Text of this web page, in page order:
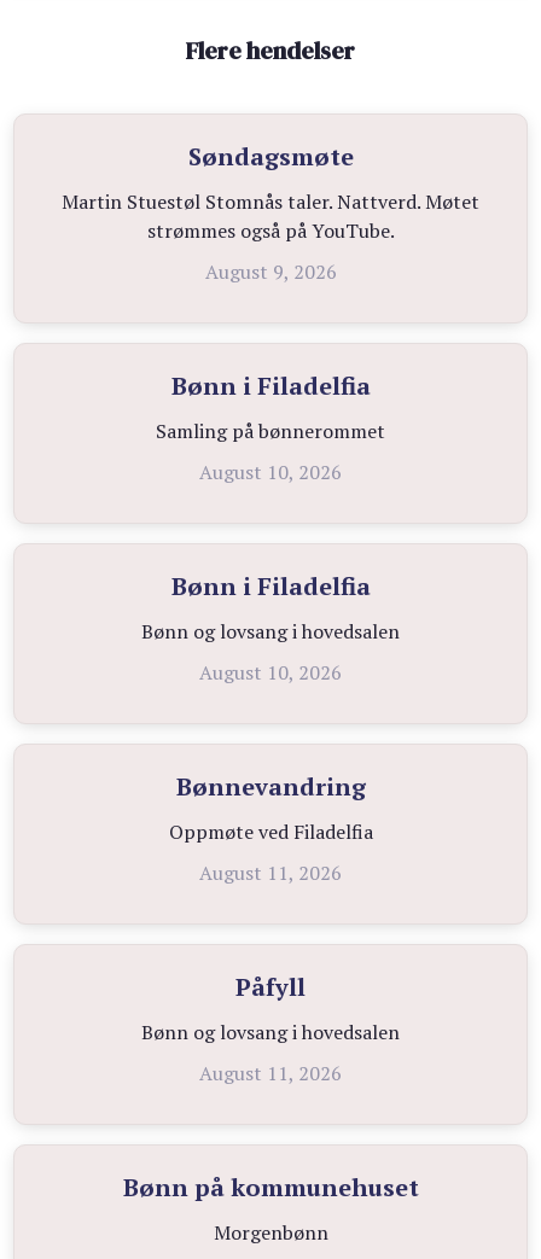
Flere hendelser
Søndagsmøte
Martin Stuestøl Stomnås taler. Nattverd. Møtet
strømmes også på YouTube.
August 9, 2026
Bønn i Filadelfia
Samling på bønnerommet
August 10, 2026
Bønn i Filadelfia
Bønn og lovsang i hovedsalen
August 10, 2026
Bønnevandring
Oppmøte ved Filadelfia
August 11, 2026
Påfyll
Bønn og lovsang i hovedsalen
August 11, 2026
Bønn på kommunehuset
Morgenbønn